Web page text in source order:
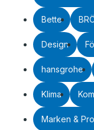
Bette
Design
hansgrohe
Klima
Marken &